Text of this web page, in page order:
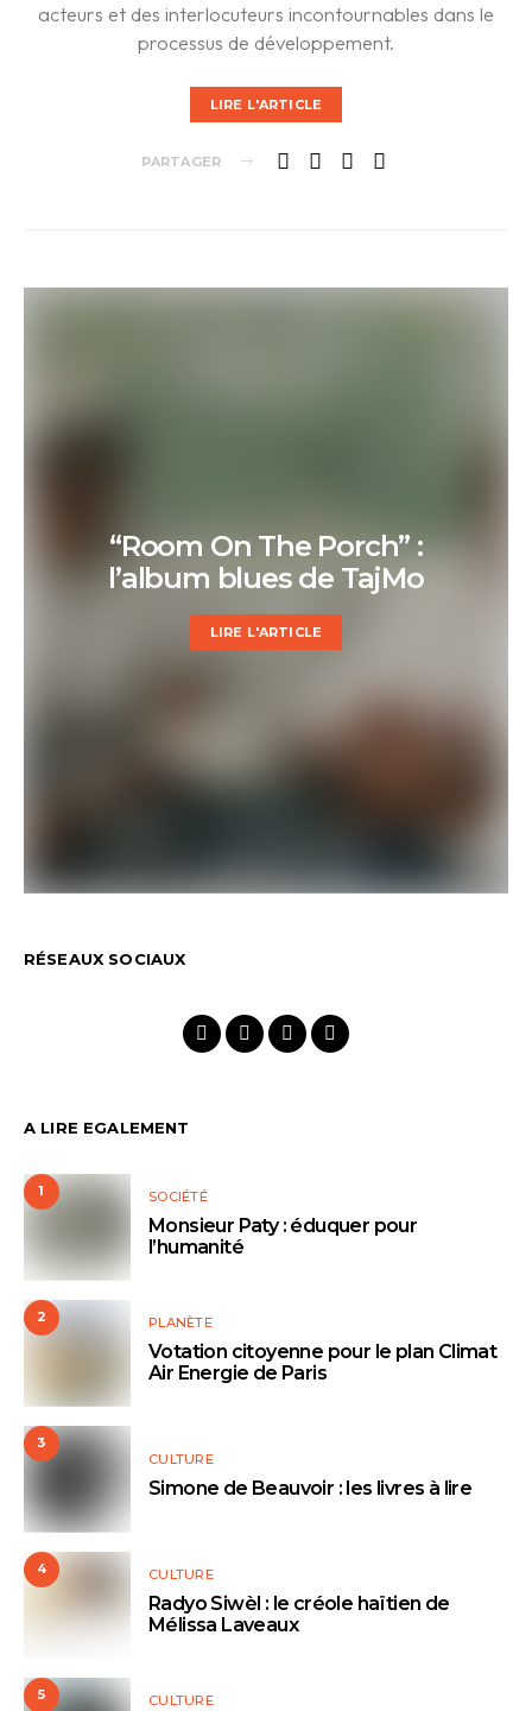
acteurs et des interlocuteurs incontournables dans le
processus de développement.
LIRE L'ARTICLE
PARTAGER
“Room On The Porch” :
l’album blues de TajMo
LIRE L'ARTICLE
RÉSEAUX SOCIAUX
A LIRE EGALEMENT
1 SOCIÉTÉ
Monsieur Paty : éduquer pour
l’humanité
2 PLANÈTE
Votation citoyenne pour le plan Climat
Air Energie de Paris
3
CULTURE
Simone de Beauvoir : les livres à lire
4 CULTURE
Radyo Siwèl : le créole haïtien de
Mélissa Laveaux
5 CULTURE